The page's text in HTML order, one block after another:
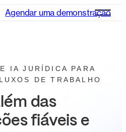
Agendar uma demonstração
IA JURÍDICA PARA
DE TRABALHO
das
fiáveis e